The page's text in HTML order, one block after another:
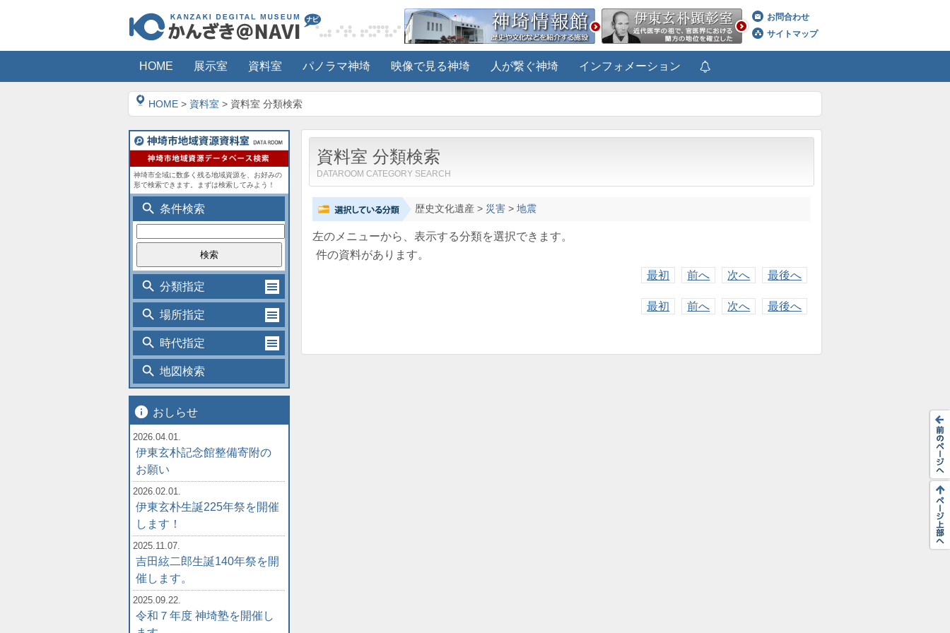
お問合わせ
サイトマップ
HOME 展示室 資料室 パノラマ神埼 映像で見る神埼 人が繋ぐ神埼 インフォメーション
HOME > 資料室 > 資料室 分類検索
資料室 分類検索
DATAROOM CATEGORY SEARCH
歴史文化遺産> 災害> 地震
左のメニューから、表示する分類を選択できます。
件の資料があります。
最初
前へ 次へ 最後へ
最初 前へ 次へ 最後へ
神埼市全域に数多く残る地域資源を、お好みの
形で検索できます。まずは検索してみよう！
search 条件検索
search 分類指定
search 場所指定
search 時代指定
search 地図検索
info おしらせ
2026.04.01.
伊東玄朴記念館整備寄附の
お願い
2026.02.01.
伊東玄朴生誕225年祭を開催
します！
2025.11.07.
吉田絃二郎生誕140年祭を開
催します。
2025.09.22.
令和７年度 神埼塾を開催し